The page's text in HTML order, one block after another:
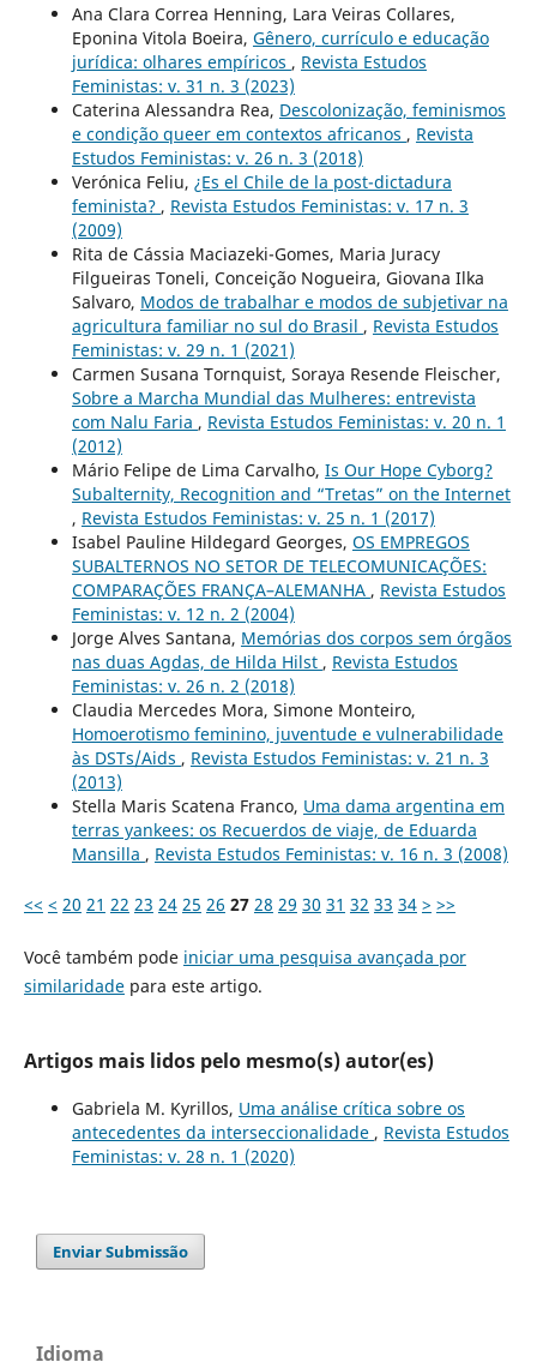
Ana Clara Correa Henning, Lara Veiras Collares,
Eponina Vitola Boeira, Gênero, currículo e educação
jurídica: olhares empíricos , Revista Estudos
Feministas: v. 31 n. 3 (2023)
Caterina Alessandra Rea, Descolonização, feminismos
e condição queer em contextos africanos , Revista
Estudos Feministas: v. 26 n. 3 (2018)
Verónica Feliu, ¿Es el Chile de la post-dictadura
feminista? , Revista Estudos Feministas: v. 17 n. 3
(2009)
Rita de Cássia Maciazeki-Gomes, Maria Juracy
Filgueiras Toneli, Conceição Nogueira, Giovana Ilka
Salvaro, Modos de trabalhar e modos de subjetivar na
agricultura familiar no sul do Brasil , Revista Estudos
Feministas: v. 29 n. 1 (2021)
Carmen Susana Tornquist, Soraya Resende Fleischer,
Sobre a Marcha Mundial das Mulheres: entrevista
com Nalu Faria , Revista Estudos Feministas: v. 20 n. 1
(2012)
Mário Felipe de Lima Carvalho, Is Our Hope Cyborg?
Subalternity, Recognition and “Tretas” on the Internet
, Revista Estudos Feministas: v. 25 n. 1 (2017)
Isabel Pauline Hildegard Georges, OS EMPREGOS
SUBALTERNOS NO SETOR DE TELECOMUNICAÇÕES:
COMPARAÇÕES FRANÇA–ALEMANHA , Revista Estudos
Feministas: v. 12 n. 2 (2004)
Jorge Alves Santana, Memórias dos corpos sem órgãos
nas duas Agdas, de Hilda Hilst , Revista Estudos
Feministas: v. 26 n. 2 (2018)
Claudia Mercedes Mora, Simone Monteiro,
Homoerotismo feminino, juventude e vulnerabilidade
às DSTs/Aids , Revista Estudos Feministas: v. 21 n. 3
(2013)
Stella Maris Scatena Franco, Uma dama argentina em
terras yankees: os Recuerdos de viaje, de Eduarda
Mansilla , Revista Estudos Feministas: v. 16 n. 3 (2008)
<< < 20 21 22 23 24 25 26 27 28 29 30 31 32 33 34 > >>
Você também pode iniciar uma pesquisa avançada por
similaridadepara este artigo.
Artigos mais lidos pelo mesmo(s) autor(es)
Gabriela M. Kyrillos, Uma análise crítica sobre os
antecedentes da interseccionalidade , Revista Estudos
Feministas: v. 28 n. 1 (2020)
Enviar Submissão
Idioma